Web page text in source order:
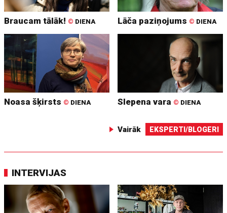
Braucam tālāk! © DIENA Lāča paziņojums © DIENA
Noasa šķirsts © DIENA Slepena vara © DIENA
Vairāk EKSPERTI/BLOGERI
INTERVIJAS